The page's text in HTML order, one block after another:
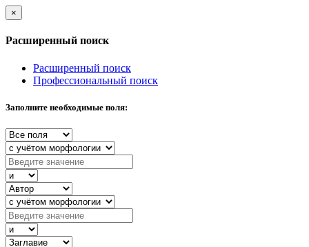
×
Расширенный поиск
Расширенный поиск
Профессиональный поиск
Заполните необходимые поля: